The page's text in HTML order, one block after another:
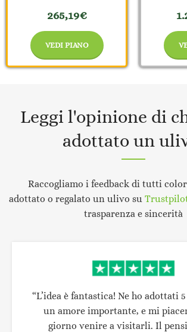
265,19€
VEDI PIANO
Leggi l'opinione di
adottato un
Raccogliamo i feedback di tutti
adottato o regalato un ulivo su
trasparenza e sincerità
“L’idea è fantastica! Ne ho adottati
un amore importante, e mi
giorno venire a visitarli. Il